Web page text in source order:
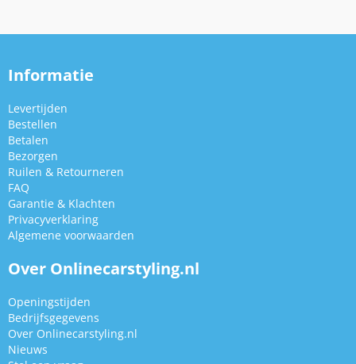
Informatie
Levertijden
Bestellen
Betalen
Bezorgen
Ruilen & Retourneren
FAQ
Garantie & Klachten
Privacyverklaring
Algemene voorwaarden
Over Onlinecarstyling.nl
Openingstijden
Bedrijfsgegevens
Over Onlinecarstyling.nl
Nieuws